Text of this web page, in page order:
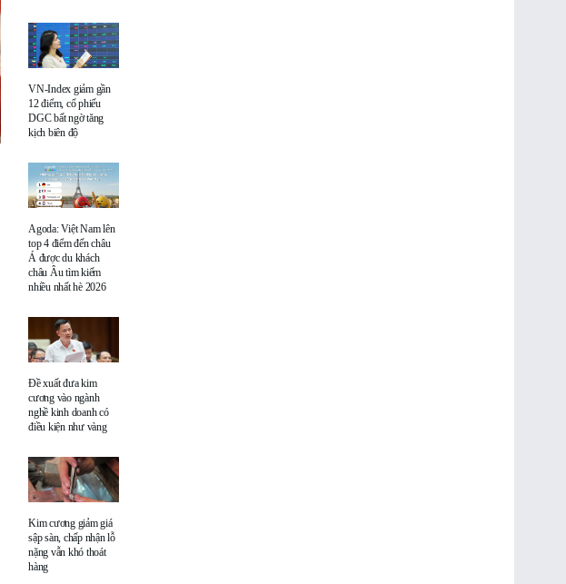
VN-Index giảm gần
12 điểm, cổ phiếu
DGC bất ngờ tăng
kịch biên độ
Agoda: Việt Nam lên
top 4 điểm đến châu
Á được du khách
châu Âu tìm kiếm
nhiều nhất hè 2026
Đề xuất đưa kim
cương vào ngành
nghề kinh doanh có
điều kiện như vàng
Kim cương giảm giá
sập sàn, chấp nhận lỗ
nặng vẫn khó thoát
hàng